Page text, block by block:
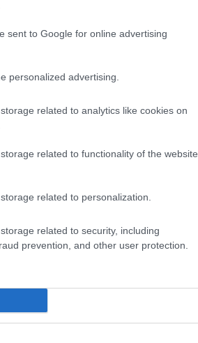
sent to Google for online advertising
personalized advertising.
related to analytics like cookies on
related to functionality of the website
related to personalization.
related to security, including
prevention, and other user protection.
χαμηλή βαρύτητα, η οποία
κατά 84%
η αποικία μπορεί να
ηλεκτρομαγνητικούς